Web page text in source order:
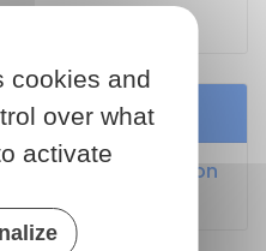
préavis de démission
cookies and
over what
activate